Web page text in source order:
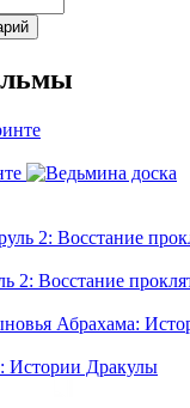
2: Восстание
Истории Дракулы